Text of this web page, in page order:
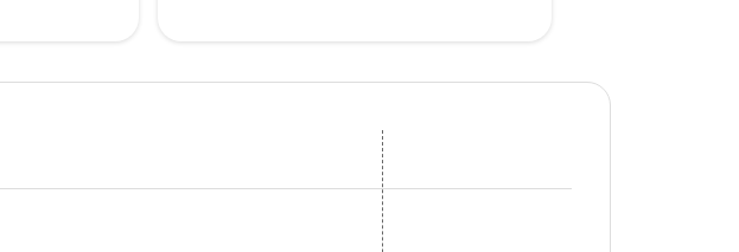
SIN–PDG: cmp-view-offers-disclaimer. 寻找优惠
SIN–PDG: cmp-view-offers-disclaimer. 寻找优惠
SIN–PDG: cmp-view-offers-disclaimer. 寻找优惠
SIN–PDG: cmp-view-offers-disclaimer. 寻找优惠
SIN–PDG: cmp-view-offers-disclaimer. 寻找优惠
SIN–PDG: cmp-view-offers-disclaimer. 寻找优惠
SIN–PDG: cmp-view-offers-disclaimer. 寻找优惠
SIN–PDG: cmp-view-offers-disclaimer. 寻找优惠
SIN–PDG: cmp-view-offers-disclaimer. 寻找优惠
SIN–PDG: cmp-view-offers-disclaimer. 寻找